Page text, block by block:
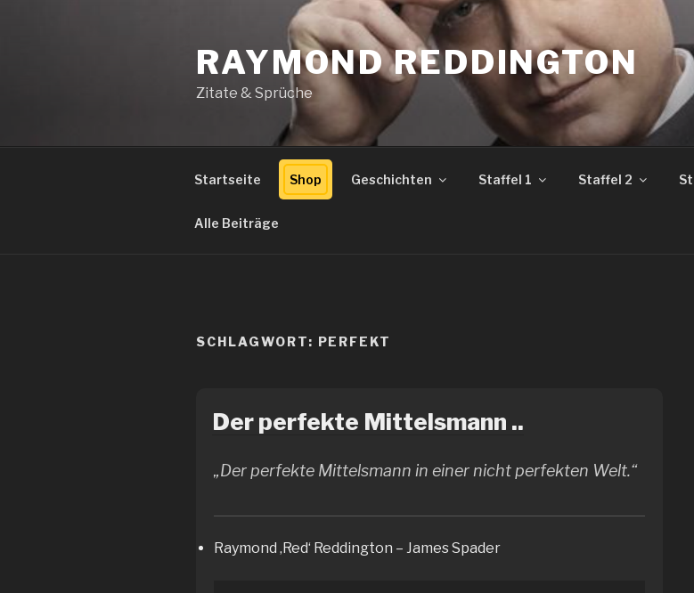
RAYMOND REDDINGTON
Zitate & Sprüche
Startseite Shop Geschichten Staffel 1 Staffel 2
Alle Beiträge
SCHLAGWORT: PERFEKT
Der perfekte Mittelsmann ..
„Der perfekte Mittelsmann in einer nicht perfekten Welt.“
Raymond ‚Red‘ Reddington – James Spader